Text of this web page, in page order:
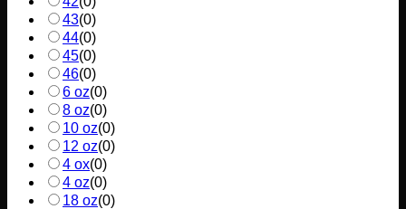
43(0)
44(0)
45(0)
46(0)
6 oz(0)
8 oz(0)
10 oz(0)
12 oz(0)
4 ox(0)
4 oz(0)
18 oz(0)